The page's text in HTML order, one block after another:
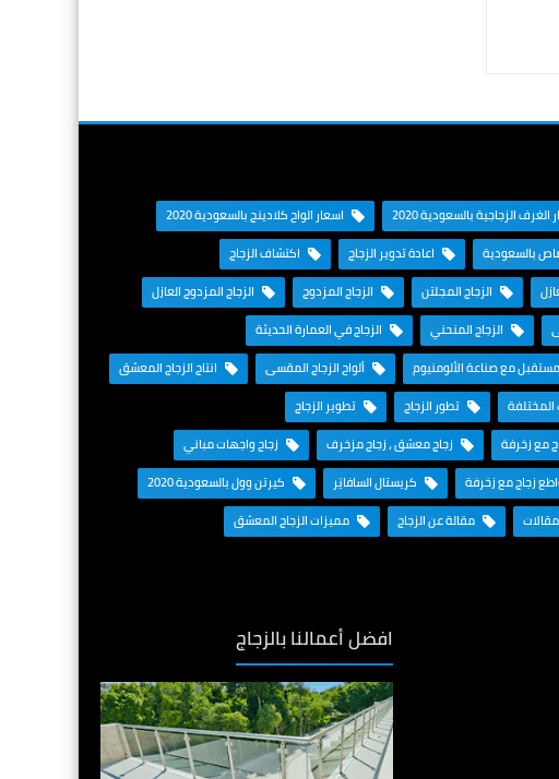
الغرف الزجاجية بالسعودية 2020
اسعار الواح كلادينج بالسعودية 2020
بالسعودية اعادة تدوير الزجاج
اكتشاف الزجاج
الزجاج المجلتن الزجاج المزدوج
الزجاج المزدوج العازل
الزجاج المنحني
الزجاج في العمارة الحديثة
مع صناعة الألومنيوم ألواح الزجاج المقسى
انتاج الزجاج المعشق
المختلفة تطور الزجاج
تطوير الزجاج
مع زخرفة زجاج معشق ، زجاج مزخرف
زجاج واجهات مباني
زجاج مع زخرفة كريستال السافايَر
كيرتن وول بالسعودية 2020
مقالات مقالة عن الزجاج
مميزات الزجاج المعشق
افضل أعمالنا بالزجاج